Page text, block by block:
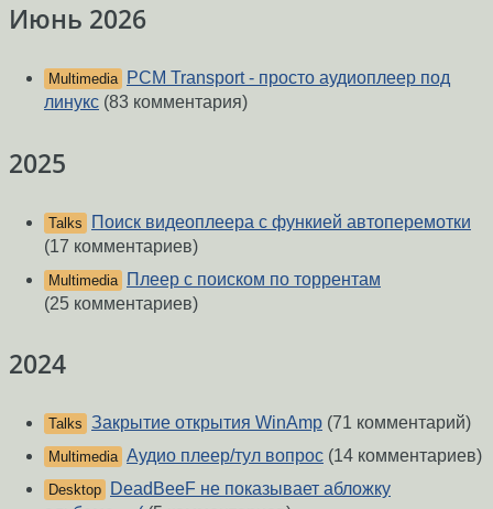
Июнь 2026
Multimedia
PCM Transport - просто аудиоплеер под
линукс (83 комментария)
2025
Talks
Поиск видеоплеера с функией автоперемотки
(17 комментариев)
Multimedia
Плеер с поиском по торрентам
(25 комментариев)
2024
Talks Закрытие открытия WinAmp (71 комментарий)
Multimedia Аудио плеер/тул вопрос (14 комментариев)
Desktop
DeadBeeF не показывает абложку